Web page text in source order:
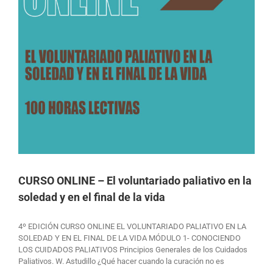
CURSO ONLINE – El voluntariado paliativo en la
soledad y en el final de la vida
4º EDICIÓN CURSO ONLINE EL VOLUNTARIADO PALIATIVO EN LA
SOLEDAD Y EN EL FINAL DE LA VIDA MÓDULO 1- CONOCIENDO
LOS CUIDADOS PALIATIVOS Principios Generales de los Cuidados
Paliativos. W. Astudillo ¿Qué hacer cuando la curación no es